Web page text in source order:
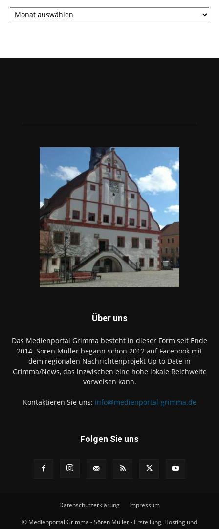
Archiv
Über uns
Das Medienportal Grimma besteht in dieser Form seit Ende
2014. Sören Müller begann schon 2012 auf Facebook mit
dem regionalen Nachrichtenprojekt Up to Date in
Grimma/News, das inzwischen eine hohe lokale Reichweite
vorweisen kann.
Kontaktieren Sie uns: info@medienportal-grimma.de
Folgen Sie uns
Datenschutzerklärung Impressum
© Medienportal Grimma - Sören Müller - Erstellung, Hosting und